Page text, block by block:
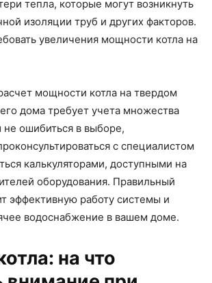
тепла, которые могут возникнуть
изоляции труб и других факторов.
увеличения мощности котла на
мощности котла на твердом
дома требует учета множества
ошибиться в выборе,
с специалистом
калькуляторами, доступными на
оборудования. Правильный
эффективную работу системы и
водоснабжение в вашем доме.
на что